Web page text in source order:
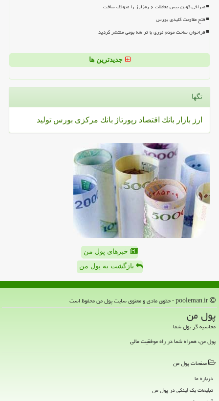
صرافی کوین بیس معاملات ۶ رمزارز را متوقف ساخت
فتح مقاومت کلیدی بورس
فراخوان ساخت مودم نوری با تراشه بومی منتشر گردید
جدیدترین ها
تگها
ارز بازار بانك اقتصاد رپورتاژ بانك مركزی بورس تولید
خبرهای پول من
بازگشت به پول من
پول من
محاسبه گر پول شما
پول من، همراه شما در راه موفقیت مالی
صفحات پول من
درباره ما
تبلیغات بک لینکی در پول من